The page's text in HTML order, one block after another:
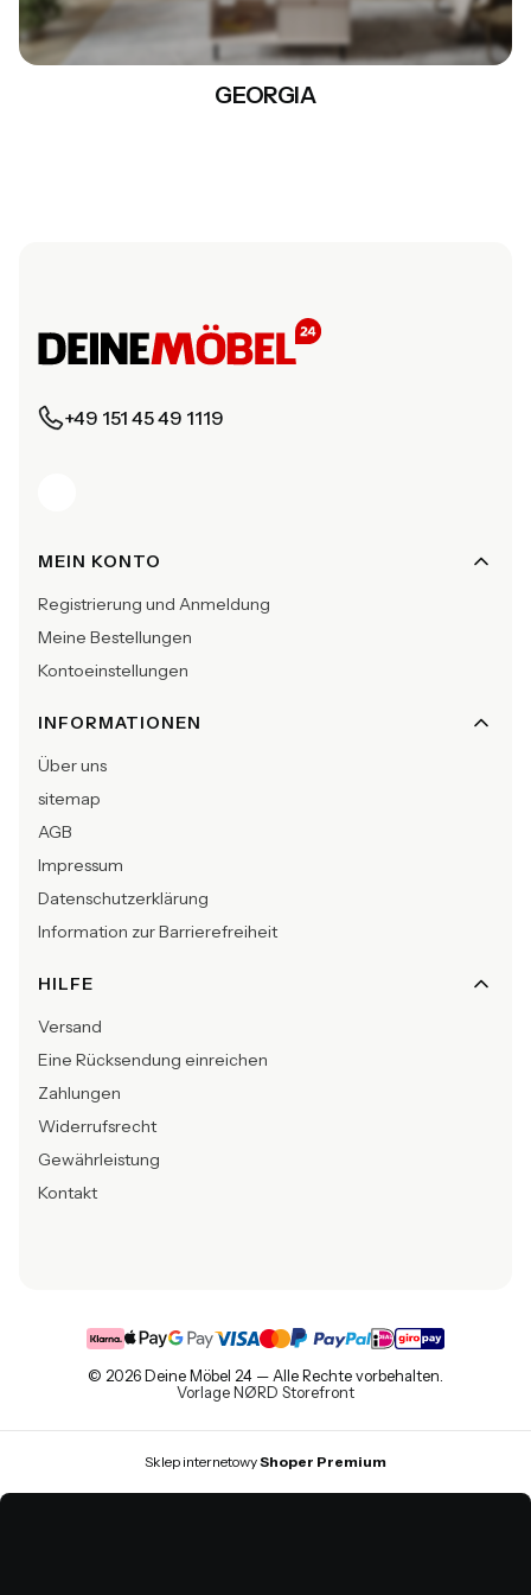
GEORGIA
+49 151 45 49 1119
Fußzeilenmenü
MEIN KONTO
Registrierung und Anmeldung
Meine Bestellungen
Kontoeinstellungen
INFORMATIONEN
Über uns
sitemap
AGB
Impressum
Datenschutzerklärung
Information zur Barrierefreiheit
HILFE
Versand
Eine Rücksendung einreichen
Zahlungen
Widerrufsrecht
Gewährleistung
Kontakt
© 2026 Deine Möbel 24 — Alle Rechte vorbehalten.
Vorlage NØRD Storefront
Sklep internetowyShoper Premium